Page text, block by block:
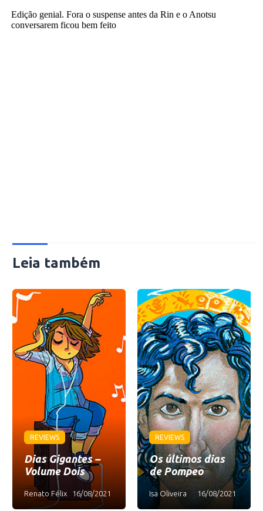
Leia também
REVIEWS
Dias Gigantes –
Volume Dois
Renato Félix 16/08/2021
REVIEWS
Os últimos dias
de Pompeo
Isa Oliveira 16/08/2021